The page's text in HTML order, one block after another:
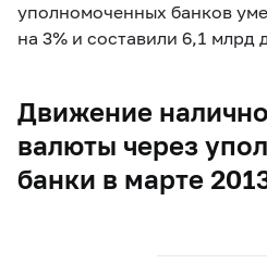
уполномоченных банков
на 3% и составили 6,1 млрд
Движение
валюты через
банки в марте